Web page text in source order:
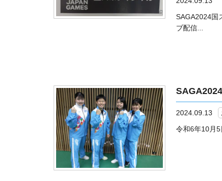
SAGA2024国
ブ配信...
2024.09.13
令和6年10月5